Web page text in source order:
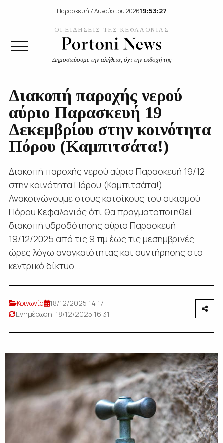
Παρασκευή 7 Αυγούστου 202619:53:28
ΟΙ ΕΙΔΗΣΕΙΣ ΤΗΣ ΚΕΦΑΛΟΝΙΑΣ
Δημοσιεύουμε την αλήθεια, όχι την εκδοχή της
Διακοπή παροχής νερού
αύριο Παρασκευή 19
Δεκεμβρίου στην κοινότητα
Πόρου (Καμπιτσάτα!)
Διακοπή παροχής νερού αύριο Παρασκευή 19/12
στην κοινότητα Πόρου (Καμπιτσάτα!)
Ανακοινώνουμε στους κατοίκους του οικισμού
Πόρου Κεφαλονιάς ότι θα πραγματοποιηθεί
διακοπή υδροδότησης αύριο Παρασκευή
19/12/2025 από τις 9 πμ έως τις μεσημβρινές
ώρες λόγω αναγκαιότητας και συντήρησης στο
κεντρικό δίκτυο...
Κοινωνία
18/12/2025 14:17
Ενημέρωση: 18/12/2025 16:31